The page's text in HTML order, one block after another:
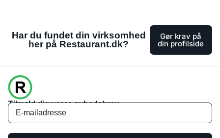
Har du fundet din virksomhed
her på Restaurant.dk?
Gør krav på
din profilside
Tilmeld dig vores nyhedsbrev